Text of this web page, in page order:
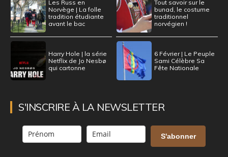
Les Russ en
Norvège | La folle
tradition étudiante
avant le bac
Tout savoir sur le
bunad, le costume
traditionnel
norvégien !
Harry Hole | la série
Netflix de Jo Nesbø
qui cartonne
6 Février | Le Peuple
Sami Célèbre Sa
Fête Nationale
S'INSCRIRE À LA NEWSLETTER
S'abonner